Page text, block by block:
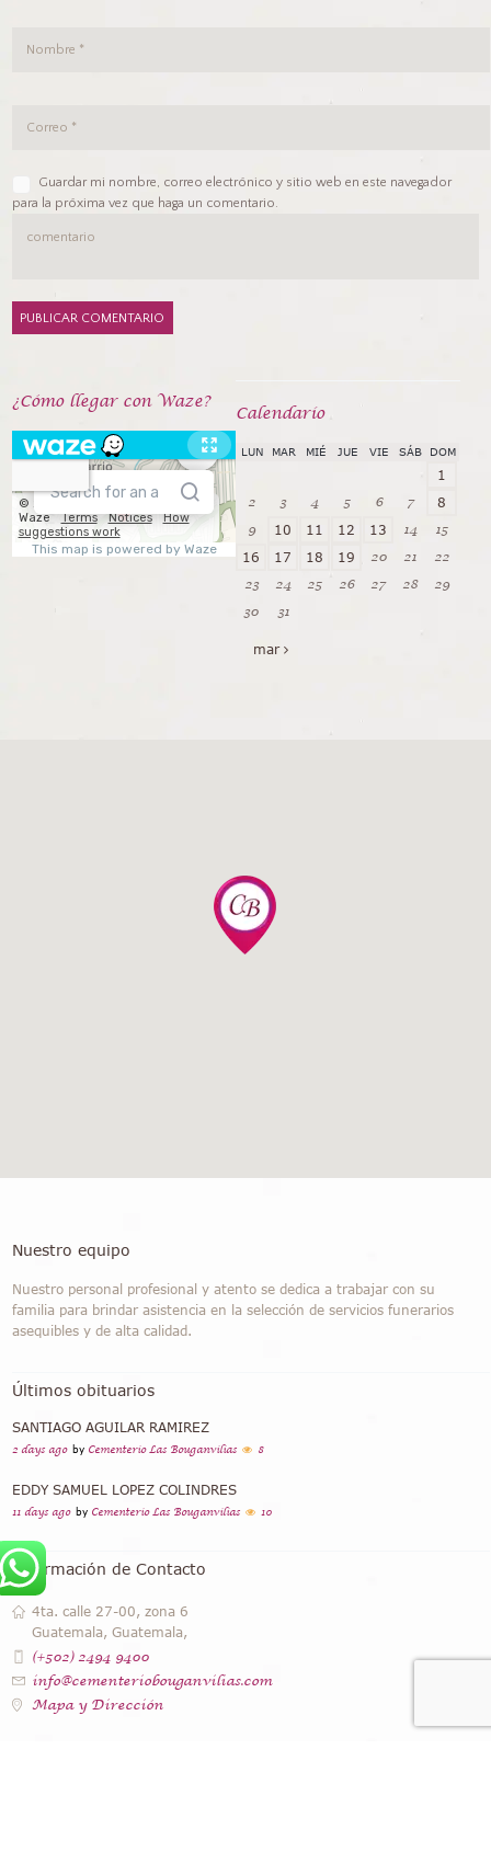
Guardar mi nombre, correo electrónico y sitio web en este navegador
para la próxima vez que haga un comentario.
¿Cómo llegar con Waze?
Calendarío
LUN MAR MIÉ JUE VIE SÁB DOM
1
2 3 4 5 6 7 8
9 10 11 12 13 14 15
16 17 18 19 20 21
22
23
24 25 26 27 28
29
30
31
mar
Nuestro equipo
Nuestro personal profesional y atento se dedica a trabajar con su
familia para brindar asistencia en la selección de servicios funerarios
asequibles y de alta calidad.
Últimos obituarios
SANTIAGO AGUILAR RAMIREZ
2 days ago by Cementerio Las Bouganvilias 8
EDDY SAMUEL LOPEZ COLINDRES
11 days ago by Cementerio Las Bouganvilias 10
Información de Contacto
4ta. calle 27-00, zona 6
Guatemala, Guatemala,
(+502) 2494 9400
info@cementeriobouganvilias.com
Mapa y Dirección